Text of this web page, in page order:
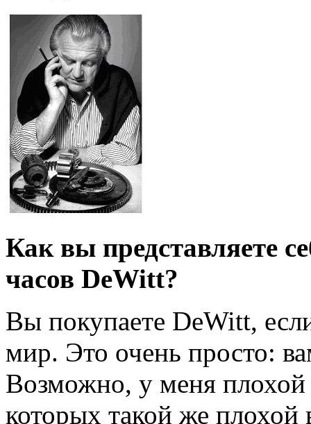
Как вы представляете
часов DeWitt?
Вы покупаете DeWitt,
мир. Это очень просто:
Возможно, у меня плохой
которых такой же